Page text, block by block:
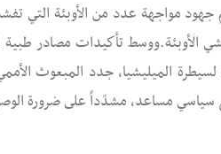
مواجهة عدد من الأوبئة التي
الأوبئة.ووسط تأكيدات مصادر
الميليشيا، جدد المبعوث
مساعد، مشدّداً على ضرورة